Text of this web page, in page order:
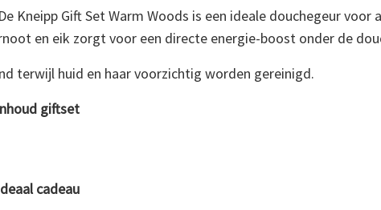
Kneipp Gift Set Warm Woods is een ideale douchegeur voor
en eik zorgt voor een directe energie-boost onder de
terwijl huid en haar voorzichtig worden gereinigd.
giftset
cadeau